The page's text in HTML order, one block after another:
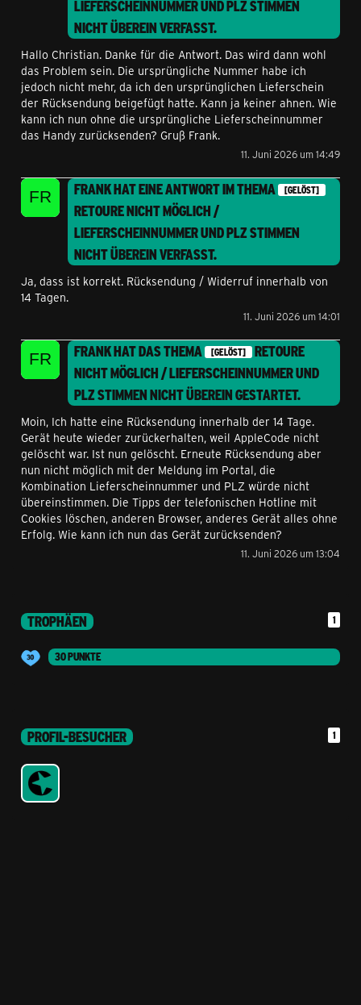
LIEFERSCHEINNUMMER UND PLZ STIMMEN
NICHT ÜBEREINVERFASST.
Hallo Christian. Danke für die Antwort. Das wird dann wohl
das Problem sein. Die ursprüngliche Nummer habe ich
jedoch nicht mehr, da ich den ursprünglichen Lieferschein
der Rücksendung beigefügt hatte. Kann ja keiner ahnen. Wie
kann ich nun ohne die ursprüngliche Lieferscheinnummer
das Handy zurücksenden? Gruß Frank.
11. Juni 2026 um 14:49
FRANKHAT EINE ANTWORT IM THEMA [GELÖST]
RETOURE NICHT MÖGLICH /
LIEFERSCHEINNUMMER UND PLZ STIMMEN
NICHT ÜBEREINVERFASST.
Ja, dass ist korrekt. Rücksendung / Widerruf innerhalb von
14 Tagen.
11. Juni 2026 um 14:01
FRANKHAT DAS THEMA [GELÖST]
RETOURE
NICHT MÖGLICH / LIEFERSCHEINNUMMER UND
PLZ STIMMEN NICHT ÜBEREINGESTARTET.
Moin, Ich hatte eine Rücksendung innerhalb der 14 Tage.
Gerät heute wieder zurückerhalten, weil AppleCode nicht
gelöscht war. Ist nun gelöscht. Erneute Rücksendung aber
nun nicht möglich mit der Meldung im Portal, die
Kombination Lieferscheinnummer und PLZ würde nicht
übereinstimmen. Die Tipps der telefonischen Hotline mit
Cookies löschen, anderen Browser, anderes Gerät alles ohne
Erfolg. Wie kann ich nun das Gerät zurücksenden?
11. Juni 2026 um 13:04
TROPHÄEN 1
30 PUNKTE
PROFIL-BESUCHER 1